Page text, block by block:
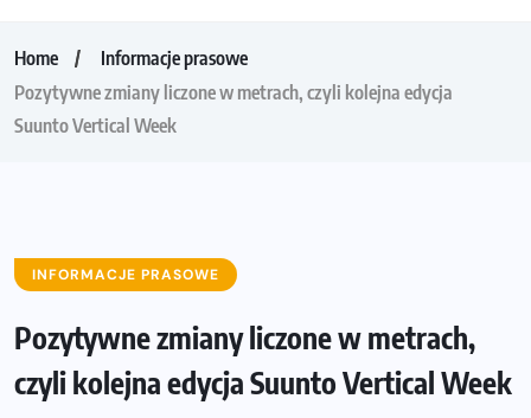
Home
Informacje prasowe
Pozytywne zmiany liczone w metrach, czyli kolejna edycja
Suunto Vertical Week
INFORMACJE PRASOWE
Pozytywne zmiany liczone w metrach,
czyli kolejna edycja Suunto Vertical Week